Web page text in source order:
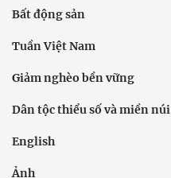
Bất động sản
Tuần Việt Nam
Giảm nghèo bền vững
Dân tộc thiểu số và miền núi
English
Ảnh